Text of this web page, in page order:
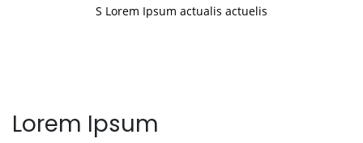
S Lorem Ipsum actualis actuelis
Lorem Ipsum